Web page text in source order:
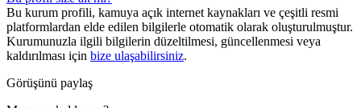
Bu kurum profili, kamuya açık internet kaynakları ve çeşitli resmi
platformlardan elde edilen bilgilerle otomatik olarak oluşturulmuştur.
Kurumunuzla ilgili bilgilerin düzeltilmesi, güncellenmesi veya
kaldırılması için bize ulaşabilirsiniz.
Görüşünü paylaş